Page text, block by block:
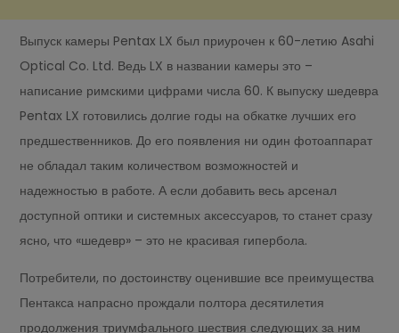
Выпуск камеры Pentax LX был приурочен к 60-летию Asahi
Optical Co. Ltd. Ведь LX в названии камеры это –
написание римскими цифрами числа 60. К выпуску шедевра
Pentax LX готовились долгие годы на обкатке лучших его
предшественников. До его появления ни один фотоаппарат
не обладал таким количеством возможностей и
надежностью в работе. А если добавить весь арсенал
доступной оптики и системных аксессуаров, то станет сразу
ясно, что «шедевр» – это не красивая гипербола.
Потребители, по достоинству оценившие все преимущества
Пентакса напрасно прождали полтора десятилетия
продолжения триумфального шествия следующих за ним